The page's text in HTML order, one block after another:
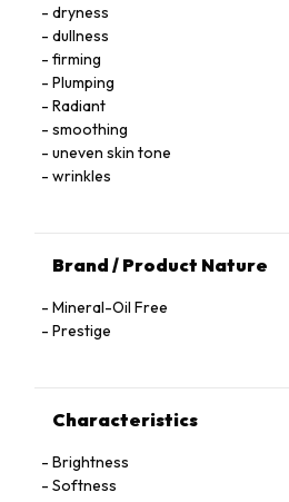
dryness
dullness
firming
Plumping
Radiant
smoothing
uneven skin tone
wrinkles
Brand / Product Nature
Mineral-Oil Free
Prestige
Characteristics
Brightness
Softness